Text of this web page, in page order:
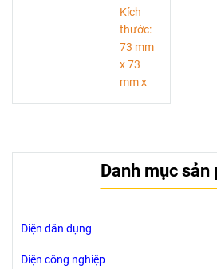
Kích
thước:
73 mm
x 73
mm x
Cao).
Vật liệu:
Nhựa.
Danh mục sản
Điện dân dụng
Điện công nghiệp